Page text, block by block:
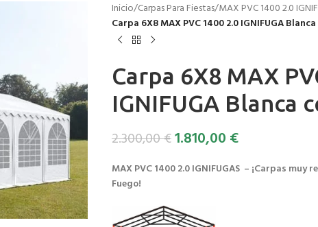
Inicio/Carpas Para Fiestas/MAX PVC 1400 2.0
Carpa 6X8 MAX PVC 1400 2.0 IGNIFUGA
Carpa 6X8 MAX
IGNIFUGA Blanca
2.300,00€1.810,00 €
MAX PVC 1400 2.0 IGNIFUGAS – ¡Carpas
Fuego!